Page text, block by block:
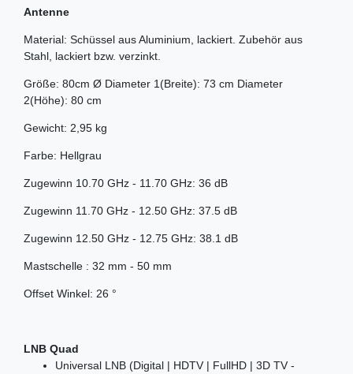
Antenne
Material: Schüssel aus Aluminium, lackiert. Zubehör aus
Stahl, lackiert bzw. verzinkt.
Größe: 80cm Ø Diameter 1(Breite): 73 cm Diameter
2(Höhe): 80 cm
Gewicht: 2,95 kg
Farbe: Hellgrau
Zugewinn 10.70 GHz - 11.70 GHz: 36 dB
Zugewinn 11.70 GHz - 12.50 GHz: 37.5 dB
Zugewinn 12.50 GHz - 12.75 GHz: 38.1 dB
Mastschelle : 32 mm - 50 mm
Offset Winkel: 26 °
LNB Quad
Universal LNB (Digital | HDTV | FullHD | 3D TV -